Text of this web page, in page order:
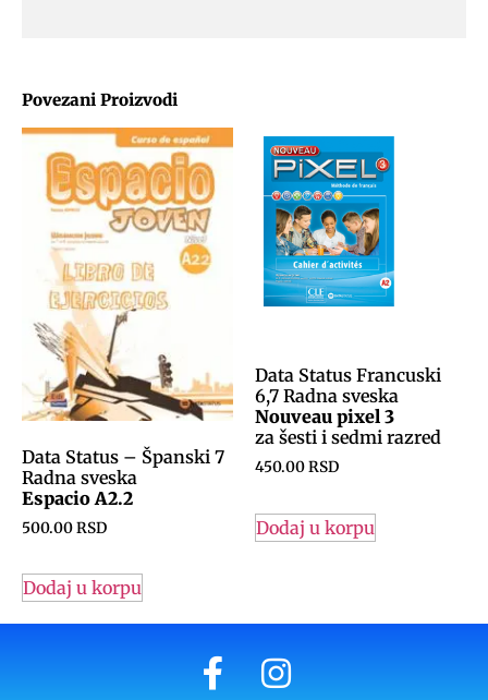
Povezani Proizvodi
Data Status – Španski 7
Radna sveska
Espacio A2.2
500.00RSD
Dodaj u korpu
Data Status Francuski
6,7 Radna sveska
Nouveau pixel 3
za šesti i sedmi razred
450.00RSD
Dodaj u korpu